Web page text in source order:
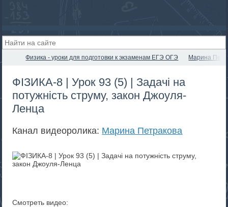
Физика - уроки для подготовки к экзаменам ЕГЭ ОГЭ Марина
ФІЗИКА-8 | Урок 93 (5) | Задачі на
потужність струму, закон Джоуля-
Ленца
Канал видеоролика: Марина Петракова
Смотреть видео: